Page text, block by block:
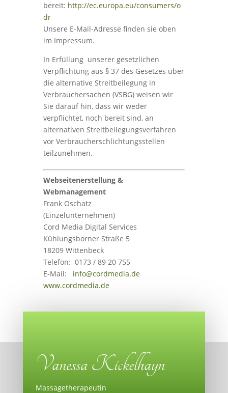
bereit: http://ec.europa.eu/consumers/o
dr
Unsere E-Mail-Adresse finden sie oben
im Impressum.
In Erfüllung unserer gesetzlichen
Verpflichtung aus § 37 des Gesetzes über
die alternative Streitbeilegung in
Verbrauchersachen (VSBG) weisen wir
Sie darauf hin, dass wir weder
verpflichtet, noch bereit sind, an
alternativen Streitbeilegungsverfahren
vor Verbraucherschlichtungsstellen
teilzunehmen.
Webseitenerstellung &
Webmanagement
Frank Oschatz
(Einzelunternehmen)
Cord Media Digital Services
Kühlungsborner Straße 5
18209 Wittenbeck
Telefon: 0173 / 89 20 755
E-Mail: info@cordmedia.de
www.cordmedia.de
Vanessa Kickelhayn
Massagetherapeutin